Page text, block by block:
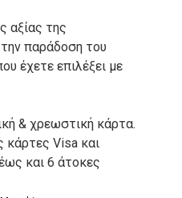
αξίας της
παράδοση του
έχετε επιλέξει με
& χρεωστική κάρτα.
κάρτες Visa και
και 6 άτοκες